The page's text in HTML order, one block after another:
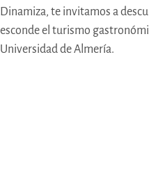
Dinamiza, te invitamos a
esconde el turismo
Universidad de Almería.